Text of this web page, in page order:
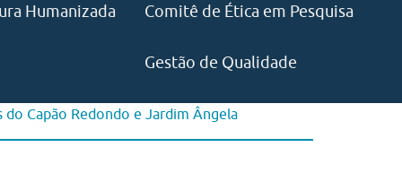
Humanizada Comitê de Ética em Pesquisa
Gestão de Qualidade
pelo CEJAM e(11) 97646‑2537
Capão Redondo e Jardim Ângela